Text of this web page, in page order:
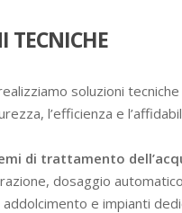
TECNICHE
soluzioni
l’efficienza e
di trattamento
dosaggio
addolcimento e impianti